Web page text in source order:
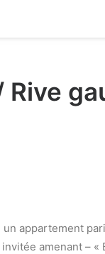
Rive
appartement
amenant –